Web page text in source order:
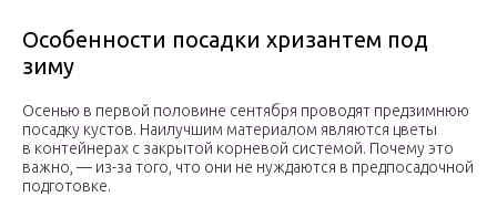
Особенности посадки хризантем под
зиму
Осенью в первой половине сентября проводят предзимнюю
посадку кустов. Наилучшим материалом являются цветы
в контейнерах с закрытой корневой системой. Почему это
важно, — из-за того, что они не нуждаются в предпосадочной
подготовке.